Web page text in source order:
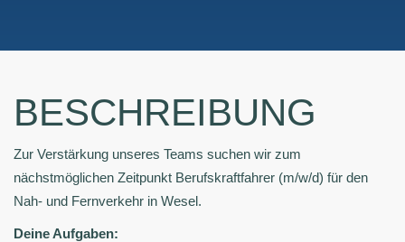
BESCHREIBUNG
Zur Verstärkung unseres Teams suchen wir zum
nächstmöglichen Zeitpunkt Berufskraftfahrer (m/w/d) für den
Nah- und Fernverkehr in Wesel.
Deine Aufgaben: